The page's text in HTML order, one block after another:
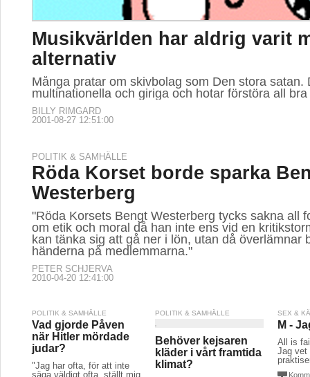
Musikvärlden har aldrig varit
alternativ
Många pratar om skivbolag som Den stora satan.
multinationella och giriga och hotar förstöra all
BILLY RIMGARD
2001-08-27 12:51:00
POLITIK & SAMHÄLLE
Röda Korset borde sparka
Westerberg
"Röda Korsets Bengt Westerberg tycks sakna all
om etik och moral då han inte ens vid en
kan tänka sig att gå ner i lön, utan då överlämnar
händerna på medlemmarna."
PETER SCHJERVA
2010-04-20 12:41:00
POLITIK & SAMHÄLLE
Vad gjorde Påven
när Hitler mördade
judar?
"Jag har ofta, för att inte
säga väldigt ofta, ställt mig
POLITIK & SAMHÄLLE
Behöver kejsaren
kläder i vårt framtida
klimat?
SEX &
M -
All is
Jag vet